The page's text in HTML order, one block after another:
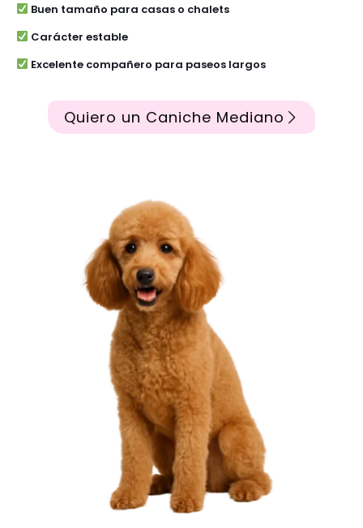
Buen tamaño para casas o chalets
Carácter estable
Excelente compañero para paseos largos
Quiero un Caniche Mediano